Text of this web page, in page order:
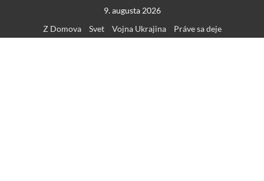
content
9. augusta 2026
Z Domova
Svet Vojna Ukrajina Práve sa deje